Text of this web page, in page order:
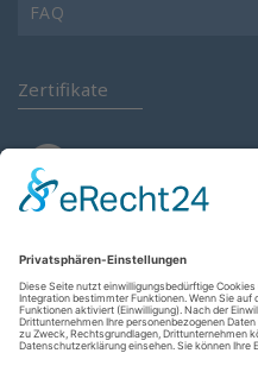
FAQ
Zertifikate